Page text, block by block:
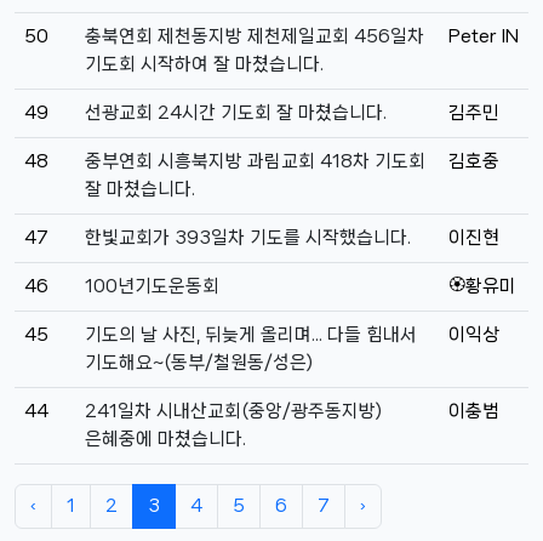
50
충북연회 제천동지방 제천제일교회 456일차
기도회 시작하여 잘 마쳤습니다.
Peter IN
49 선광교회 24시간 기도회 잘 마쳤습니다. 김주민
48
중부연회 시흥북지방 과림교회 418차 기도회
잘 마쳤습니다.
김호중
47 한빛교회가 393일차 기도를 시작했습니다. 이진현
46 100년기도운동회 🏵황유미
45
기도의 날 사진, 뒤늦게 올리며... 다들 힘내서
기도해요~(동부/철원동/성은)
이익상
44
241일차 시내산교회(중앙/광주동지방)
은혜중에 마쳤습니다.
이충범
‹ 1 2 3 4 5 6 7 ›